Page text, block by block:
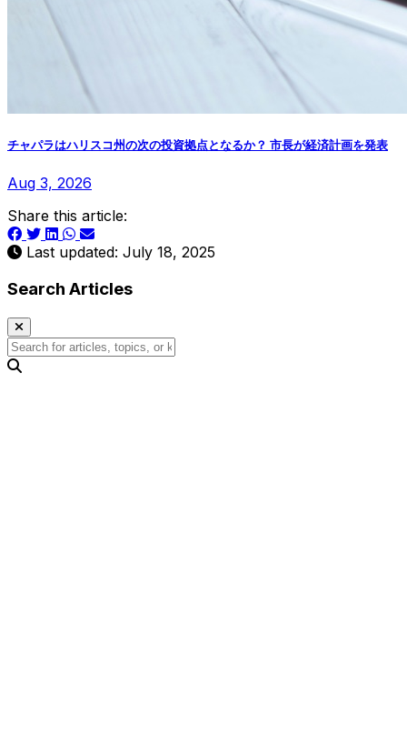
チャパラはハリスコ州の次の投資拠点となるか？ 市長が経済計画を発表
Aug 3, 2026
Share this article:
Last updated: July 18, 2025
Search Articles